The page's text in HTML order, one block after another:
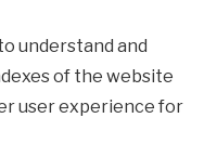
understand and
of the website
user experience for